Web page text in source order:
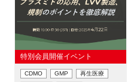
特別会員専用メニュー
施設ご予約
お問い合わせ
特別会員開催イベント
CDMO GMP
再生医療